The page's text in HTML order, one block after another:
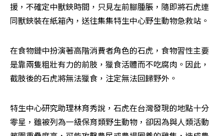
援，不確定中獸鋏時間，只見左前腳腫脹，隨即將石虎連
同獸鋏裝在紙箱內，送往集集特生中心野生動物急救站。
在食物鏈中扮演著高階消費者角色的石虎，食物習性主要
是靠兩隻粗壯有力的前肢，獵食活體而不吃腐肉。因此，
截肢後的石虎將無法獵食，注定無法回歸野外。
特生中心研究助理林育秀說，石虎在台灣發現的地點十分
零星，雖被列為一級保育類野生動物，卻因為與人類活動